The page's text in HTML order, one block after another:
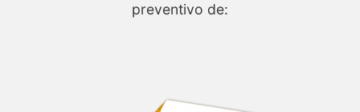
preventivo de: